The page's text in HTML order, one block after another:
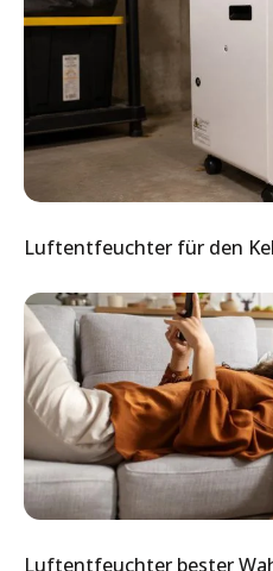
Luftentfeuchter für den
Luftentfeuchter bester